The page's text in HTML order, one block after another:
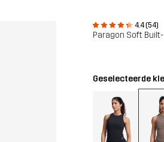
4.4 (54)
Paragon Soft
Geselecteerde